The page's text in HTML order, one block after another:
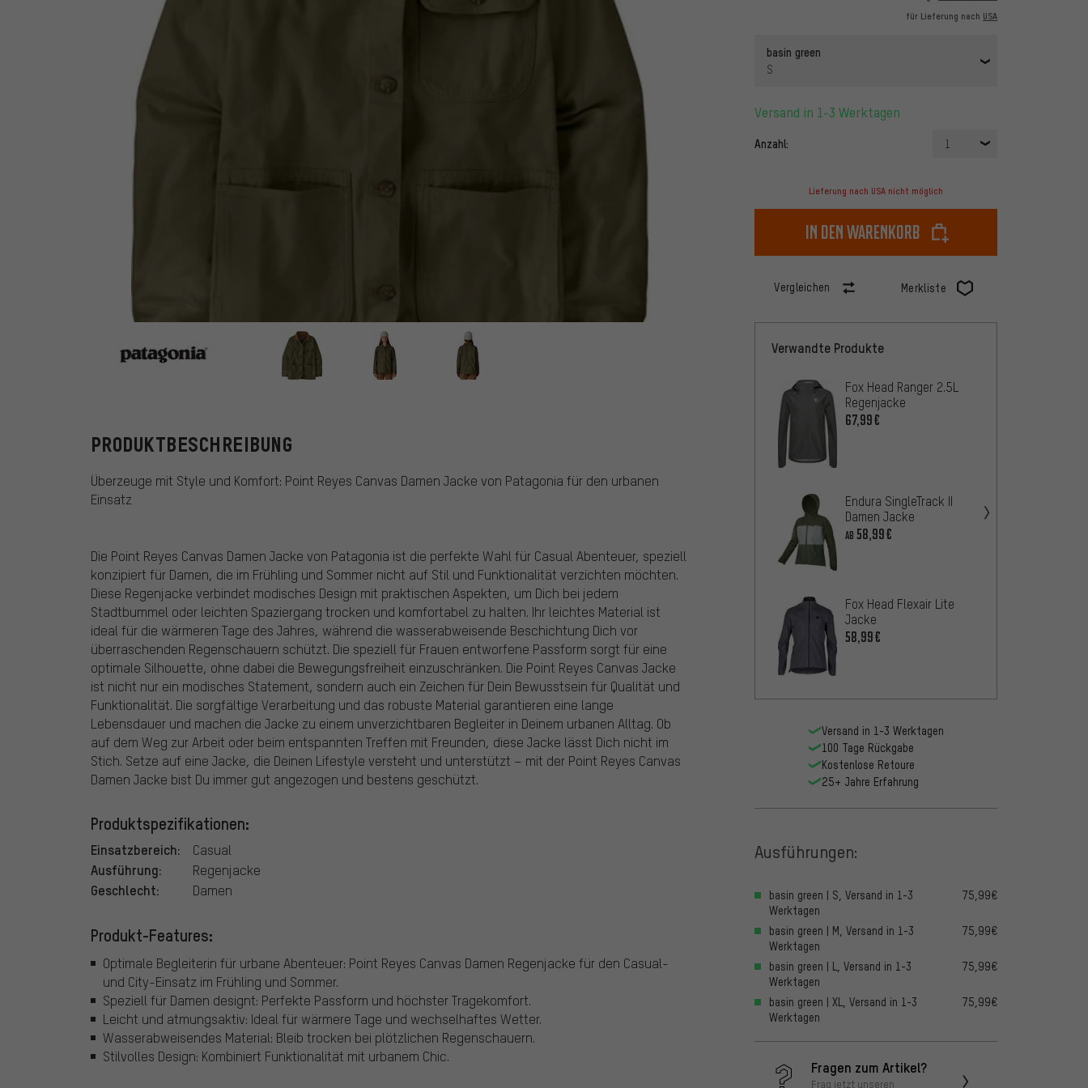
für Lieferung nach USA
basin green
S
Versand in 1-3 Werktagen
Anzahl: 1
Lieferung nach USA nicht möglich
In den Warenkorb
Vergleichen Merkliste
Patagonia
PRODUKTBESCHREIBUNG
Überzeuge mit Style und Komfort: Point Reyes Canvas Damen Jacke von Patagonia für den urbanen
Einsatz
Die Point Reyes Canvas Damen Jacke von Patagonia ist die perfekte Wahl für Casual Abenteuer, speziell
konzipiert für Damen, die im Frühling und Sommer nicht auf Stil und Funktionalität verzichten möchten.
Diese Regenjacke verbindet modisches Design mit praktischen Aspekten, um Dich bei jedem
Stadtbummel oder leichten Spaziergang trocken und komfortabel zu halten. Ihr leichtes Material ist
ideal für die wärmeren Tage des Jahres, während die wasserabweisende Beschichtung Dich vor
überraschenden Regenschauern schützt. Die speziell für Frauen entworfene Passform sorgt für eine
optimale Silhouette, ohne dabei die Bewegungsfreiheit einzuschränken. Die Point Reyes Canvas Jacke
ist nicht nur ein modisches Statement, sondern auch ein Zeichen für Dein Bewusstsein für Qualität und
Funktionalität. Die sorgfältige Verarbeitung und das robuste Material garantieren eine lange
Lebensdauer und machen die Jacke zu einem unverzichtbaren Begleiter in Deinem urbanen Alltag. Ob
auf dem Weg zur Arbeit oder beim entspannten Treffen mit Freunden, diese Jacke lässt Dich nicht im
Stich. Setze auf eine Jacke, die Deinen Lifestyle versteht und unterstützt – mit der Point Reyes Canvas
Damen Jacke bist Du immer gut angezogen und bestens geschützt.
Produktspezifikationen:
Einsatzbereich: Casual
Ausführung: Regenjacke
Geschlecht: Damen
Produkt-Features:
Optimale Begleiterin für urbane Abenteuer: Point Reyes Canvas Damen Regenjacke für den Casual-
und City-Einsatz im Frühling und Sommer.
Speziell für Damen designt: Perfekte Passform und höchster Tragekomfort.
Leicht und atmungsaktiv: Ideal für wärmere Tage und wechselhaftes Wetter.
Wasserabweisendes Material: Bleib trocken bei plötzlichen Regenschauern.
Stilvolles Design: Kombiniert Funktionalität mit urbanem Chic.
Verwandte Produkte
Fox Head Ranger 2.5L
Regenjacke
67,99€
Endura SingleTrack II
Damen Jacke
AB 58,99€
Fox Head Flexair Lite
Jacke
58,99€
Versand in 1-3 Werktagen
100 Tage Rückgabe
Kostenlose Retoure
25+ Jahre Erfahrung
Ausführungen:
basin green | S, Versand in 1-3
Werktagen
75,99€
basin green | M, Versand in 1-3
Werktagen
75,99€
basin green | L, Versand in 1-3
Werktagen
75,99€
basin green | XL, Versand in 1-3
Werktagen
75,99€
Fragen zum Artikel?
Frag jetzt unseren